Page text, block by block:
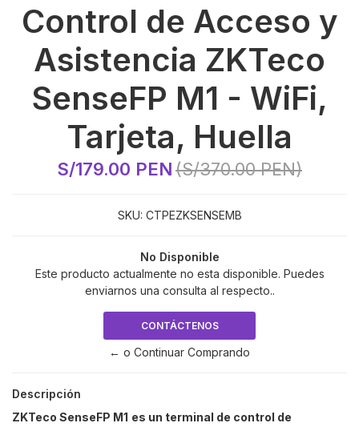
Control de Acceso y
Asistencia ZKTeco
SenseFP M1 - WiFi,
Tarjeta, Huella
S/179.00 PEN(S/370.00 PEN)
SKU: CTPEZKSENSEMB
No Disponible
Este producto actualmente no esta disponible. Puedes
enviarnos una consulta al respecto..
CONTÁCTENOS
← o Continuar Comprando
Descripción
ZKTeco SenseFP M1 es un terminal de control de